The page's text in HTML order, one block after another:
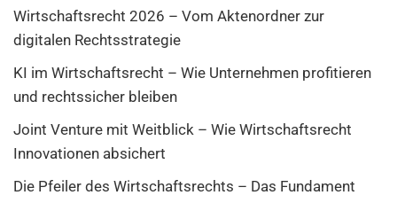
Wirtschaftsrecht 2026 – Vom Aktenordner zur
digitalen Rechtsstrategie
KI im Wirtschaftsrecht – Wie Unternehmen profitieren
und rechtssicher bleiben
Joint Venture mit Weitblick – Wie Wirtschaftsrecht
Innovationen absichert
Die Pfeiler des Wirtschaftsrechts – Das Fundament